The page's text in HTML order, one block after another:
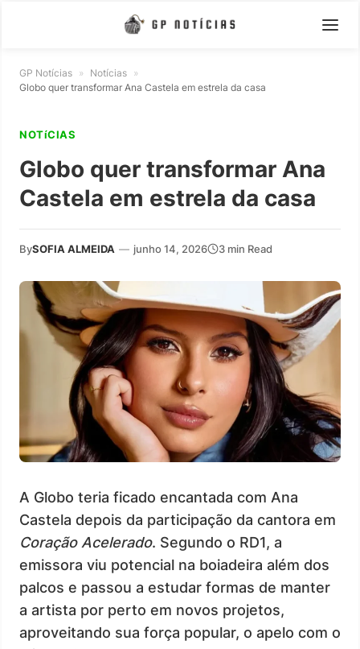
GP Notícias » Notícias »
Globo quer transformar Ana Castela em estrela da casa
NOTíCIAS
Globo quer transformar Ana
Castela em estrela da casa
BySOFIA ALMEIDA — junho 14, 2026 3 min Read
A Globo teria ficado encantada com Ana
Castela depois da participação da cantora em
Coração Acelerado. Segundo o RD1, a
emissora viu potencial na boiadeira além dos
palcos e passou a estudar formas de manter
a artista por perto em novos projetos,
aproveitando sua força popular, o apelo com o